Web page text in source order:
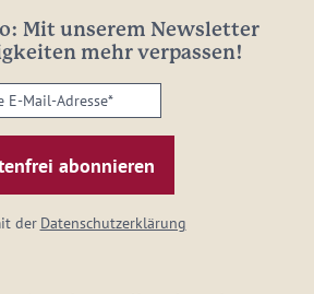
Mit unserem Newsletter
mehr verpassen!
der Datenschutzerklärung